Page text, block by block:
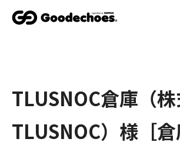
TLUSNOC倉庫（
TLUSNOC）様［